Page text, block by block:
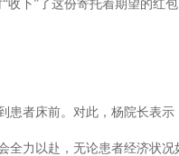
下”了这份寄托着期望的红
患者床前。对此，杨院长表
全力以赴，无论患者经济状